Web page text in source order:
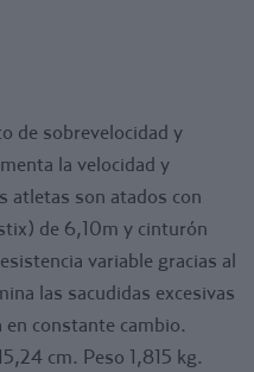
de sobrevelocidad y
la velocidad y
atletas son atados con
de 6,10m y cinturón
variable gracias al
las sacudidas excesivas
constante cambio.
cm. Peso 1,815 kg.